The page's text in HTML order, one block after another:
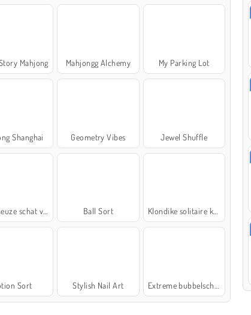
Mahjong Mahjongg Alchemy My Parking Lot
Shanghai Geometry Vibes Jewel Shuffle
Mysterieuze schat van de zee Ball Sort Klondike solitaire kaartspel
Sort Stylish Nail Art